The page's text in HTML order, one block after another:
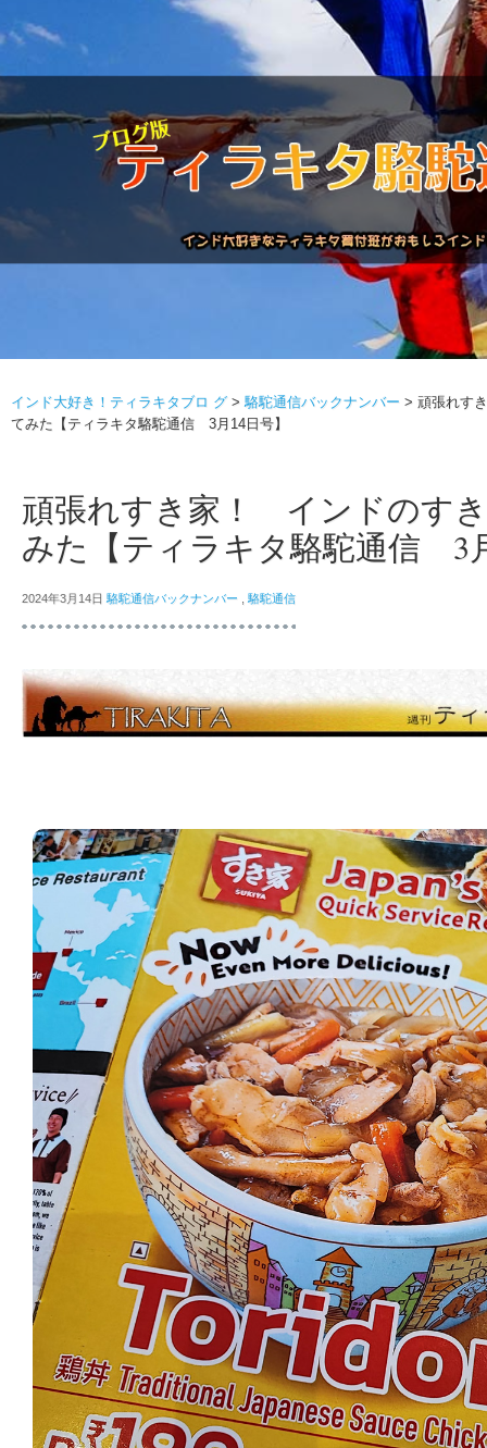
駱駝通信バックナンバー インドが大好き!!
インド大好き！ティラキタブロ グ >駱駝通信バックナンバー > 頑張れす
てみた【ティラキタ駱駝通信 3月14日号】
頑張れすき家！ インドのす
みた【ティラキタ駱駝通信 3
2024年3月14日 駱駝通信バックナンバー 駱駝通信